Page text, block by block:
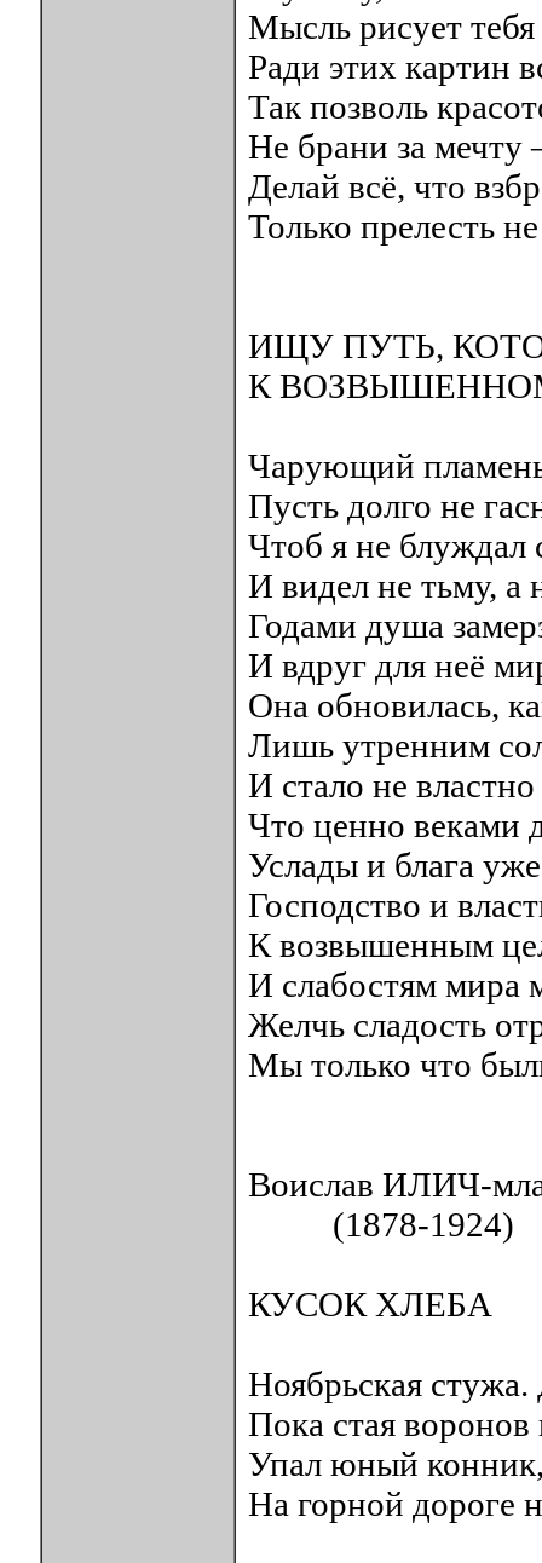
Мысль рисует
Ради этих картин
Так позволь
Не брани за мечту
Делай всё, что
Только прелесть
ИЩУ ПУТЬ,
К
Чарующий
Пусть долго не
Чтоб я не блуждал
И видел не тьму, а
Годами душа
И вдруг для неё
Она обновилась,
Лишь утренним
И стало не
Что ценно веками
Услады и блага
Господство и
К возвышенным
И слабостям мира
Желчь сладость
Мы только что
Воислав ИЛИЧ-
(1878-1924)
КУСОК ХЛЕБА
Ноябрьская
Пока стая
Упал юный
На горной дороге